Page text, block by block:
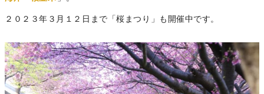
２０２３年３月１２日まで「桜まつり」も開催中です。